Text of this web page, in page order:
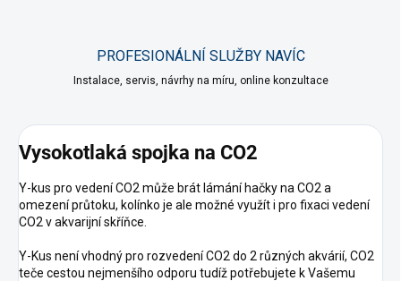
PROFESIONÁLNÍ SLUŽBY NAVÍC
Instalace, servis, návrhy na míru, online konzultace
Vysokotlaká spojka na CO2
Y-kus pro vedení CO2 může brát lámání hačky na CO2 a
omezení průtoku, kolínko je ale možné využít i pro fixaci vedení
CO2 v akvarijní skříňce.
Y-Kus není vhodný pro rozvedení CO2 do 2 různých akvárií, CO2
teče cestou nejmenšího odporu tudíž potřebujete k Vašemu